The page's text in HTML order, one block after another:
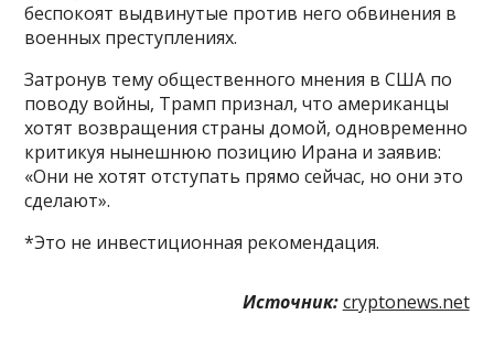
беспокоят выдвинутые против него обвинения в
военных преступлениях.
Затронув тему общественного мнения в США по
поводу войны, Трамп признал, что американцы
хотят возвращения страны домой, одновременно
критикуя нынешнюю позицию Ирана и заявив:
«Они не хотят отступать прямо сейчас, но они это
сделают».
*Это не инвестиционная рекомендация.
Источник: cryptonews.net